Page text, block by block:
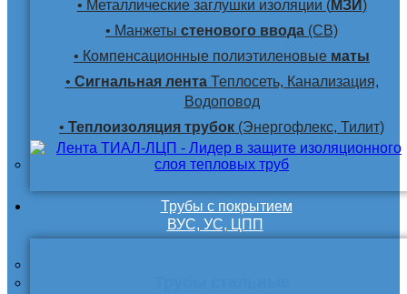
• Металлические заглушки изоляции (МЗИ)
• Манжеты стенового ввода (СВ)
• Компенсационные полиэтиленовые маты
• Сигнальная лентаТеплосеть, Канализация,
Водоповод
• Теплоизоляция трубок (Энергофлекс, Тилит)
Трубы с покрытием
ВУС, УС, ЦПП